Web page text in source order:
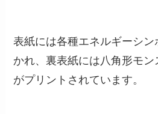
表紙には各種エネルギーシ
かれ、裏表紙には八角形モ
がプリントされています。